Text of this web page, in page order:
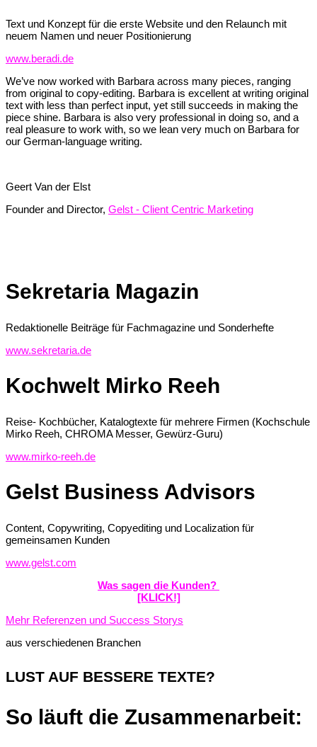
Text und Konzept für die erste Website und den Relaunch mit
neuem Namen und neuer Positionierung
www.beradi.de
We’ve now worked with Barbara across many pieces, ranging
from original to copy-editing. Barbara is excellent at writing original
text with less than perfect input, yet still succeeds in making the
piece shine. Barbara is also very professional in doing so, and a
real pleasure to work with, so we lean very much on Barbara for
our German-language writing.
Geert Van der Elst
Founder and Director, Gelst - Client Centric Marketing
Sekretaria Magazin
Redaktionelle Beiträge für Fachmagazine und Sonderhefte
www.sekretaria.de
Kochwelt Mirko Reeh
Reise- Kochbücher, Katalogtexte für mehrere Firmen (Kochschule
Mirko Reeh, CHROMA Messer, Gewürz-Guru)
www.mirko-reeh.de
Gelst Business Advisors
Content, Copywriting, Copyediting und Localization für
gemeinsamen Kunden
www.gelst.com
Was sagen die Kunden?
[KLICK!]
Mehr Referenzen und Success Storys
aus verschiedenen Branchen
LUST AUF BESSERE TEXTE?
So läuft die Zusammenarbeit: